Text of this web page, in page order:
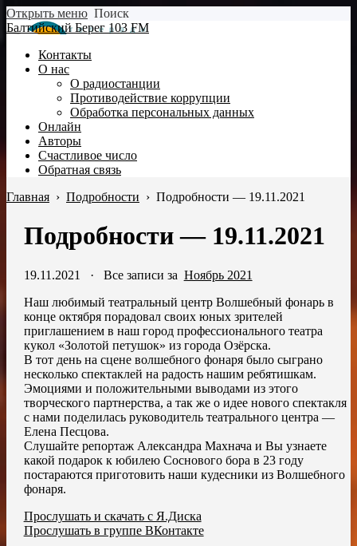
Открыть меню Поиск
Балтийский Берег 103 FM
Контакты
О нас
О радиостанции
Противодействие коррупции
Обработка персональных данных
Онлайн
Авторы
Счастливое число
Обратная связь
Главная › Подробности › Подробности — 19.11.2021
Подробности — 19.11.2021
19.11.2021 · Все записи за Ноябрь 2021
Наш любимый театральный центр Волшебный фонарь в
конце октября порадовал своих юных зрителей
приглашением в наш город профессионального театра
кукол «Золотой петушок» из города Озёрска.
В тот день на сцене волшебного фонаря было сыграно
несколько спектаклей на радость нашим ребятишкам.
Эмоциями и положительными выводами из этого
творческого партнерства, а так же о идее нового спектакля
с нами поделилась руководитель театрального центра —
Елена Песцова.
Слушайте репортаж Александра Махнача и Вы узнаете
какой подарок к юбилею Соснового бора в 23 году
постараются приготовить наши кудесники из Волшебного
фонаря.
Прослушать и скачать с Я.Диска
Прослушать в группе ВКонтакте